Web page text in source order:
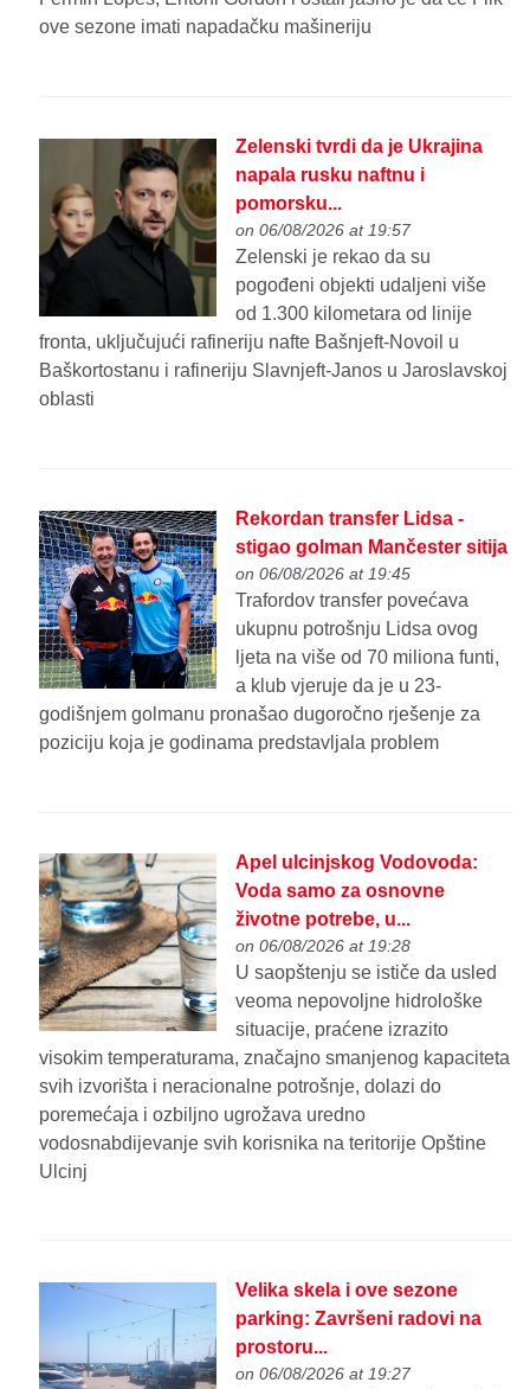
ove sezone imati napadačku mašineriju
Zelenski tvrdi da je Ukrajina
napala rusku naftnu i
pomorsku...
on 06/08/2026 at 19:57
Zelenski je rekao da su
pogođeni objekti udaljeni više
od 1.300 kilometara od linije
fronta, uključujući rafineriju nafte Bašnjeft-Novoil u
Baškortostanu i rafineriju Slavnjeft-Janos u Jaroslavskoj
oblasti
Rekordan transfer Lidsa -
stigao golman Mančester sitija
on 06/08/2026 at 19:45
Trafordov transfer povećava
ukupnu potrošnju Lidsa ovog
ljeta na više od 70 miliona funti,
a klub vjeruje da je u 23-
godišnjem golmanu pronašao dugoročno rješenje za
poziciju koja je godinama predstavljala problem
Apel ulcinjskog Vodovoda:
Voda samo za osnovne
životne potrebe, u...
on 06/08/2026 at 19:28
U saopštenju se ističe da usled
veoma nepovoljne hidrološke
situacije, praćene izrazito
visokim temperaturama, značajno smanjenog kapaciteta
svih izvorišta i neracionalne potrošnje, dolazi do
poremećaja i ozbiljno ugrožava uredno
vodosnabdijevanje svih korisnika na teritorije Opštine
Ulcinj
Velika skela i ove sezone
parking: Završeni radovi na
prostoru...
on 06/08/2026 at 19:27